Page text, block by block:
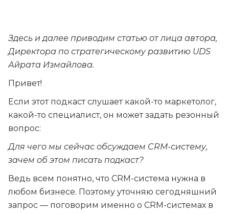
Здесь и далее приводим статью от лица автора,
Директора по стратегическому развитию UDS
Айрата Измайлова.
Привет!
Если этот подкаст слушает какой-то маркетолог,
какой-то специалист, он может задать резонный
вопрос:
Для чего мы сейчас обсуждаем CRM-систему,
зачем об этом писать подкаст?
Ведь всем понятно, что CRM-система нужна в
любом бизнесе. Поэтому уточняю сегодняшний
запрос — поговорим именно о CRM-системах в